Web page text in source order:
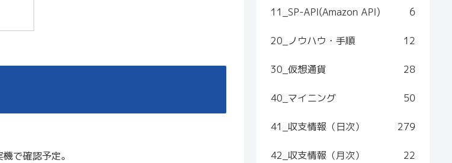
で確認予定。
11_SP-API(Amazon API) 6
20_ノウハウ・手順 12
30_仮想通貨 28
40_マイニング 50
41_収支情報（日次） 279
42_収支情報（月次） 22